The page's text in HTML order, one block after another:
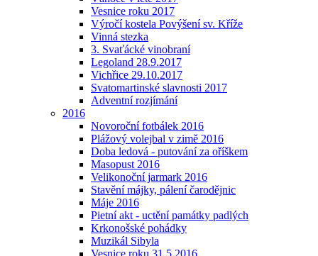
Vesnice roku 2017
Výročí kostela Povýšení sv. Kříže
Vinná stezka
3. Svaťácké vinobraní
Legoland 28.9.2017
Vichřice 29.10.2017
Svatomartinské slavnosti 2017
Adventní rozjímání
2016
Novoroční fotbálek 2016
Plážový volejbal v zimě 2016
Doba ledová - putování za oříškem
Masopust 2016
Velikonoční jarmark 2016
Stavění májky, pálení čarodějnic
Máje 2016
Pietní akt - uctění památky padlých
Krkonošské pohádky
Muzikál Sibyla
Vesnice roku 31.5.2016